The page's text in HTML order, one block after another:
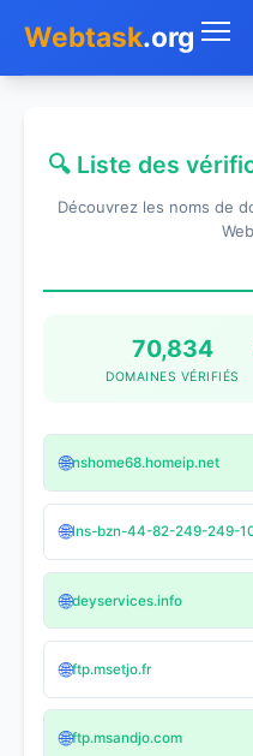
Webtask.org
Whois
SMS Gratuit
🔍 Liste des
Découvrez les noms de
70,834
DOMAINES VÉRIFIÉS
🌐nshome68.homeip.net
🌐lns-bzn-44-82-249-249-
🌐deyservices.info
🌐ftp.msetjo.fr
🌐ftp.msandjo.com